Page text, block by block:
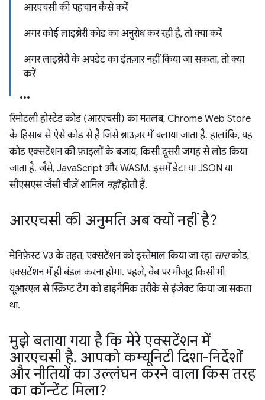
आरएचसी की पहचान कैसे करें
अगर कोई लाइब्रेरी कोड का अनुरोध कर रही है, तो क्या करें
अगर लाइब्रेरी के अपडेट का इंतज़ार नहीं किया जा सकता, तो क्या
करें
रिमोटली होस्टेड कोड (आरएचसी) का मतलब, Chrome Web Store
के हिसाब से ऐसे कोड से है जिसे ब्राउज़र में चलाया जाता है. हालांकि, यह
कोड एक्सटेंशन की फ़ाइलों के बजाय, किसी दूसरी जगह से लोड किया
जाता है. जैसे, JavaScript और WASM. इसमें डेटा या JSON या
सीएसएस जैसी चीज़ें शामिल नहींहोती हैं.
आरएचसी की अनुमति अब क्यों नहीं है?
मेनिफ़ेस्ट V3 के तहत, एक्सटेंशन को इस्तेमाल किया जा रहा साराकोड,
एक्सटेंशन में ही बंडल करना होगा. पहले, वेब पर मौजूद किसी भी
यूआरएल से स्क्रिप्ट टैग को डाइनैमिक तरीके से इंजेक्ट किया जा सकता
था.
मुझे बताया गया है कि मेरे एक्सटेंशन में
आरएचसी है. आपको कम्यूनिटी दिशा-निर्देशों
और नीतियों का उल्लंघन करने वाला किस तरह
का कॉन्टेंट मिला?